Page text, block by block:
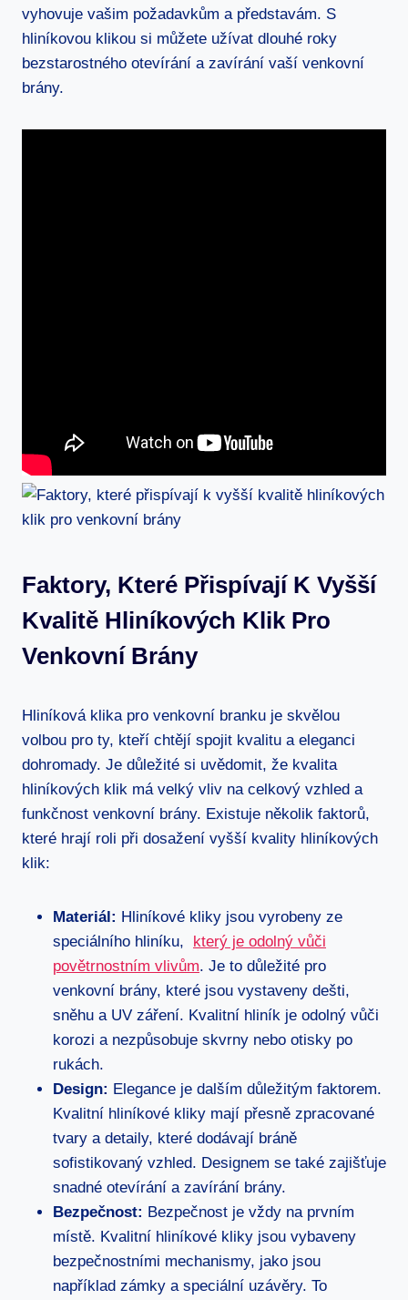
vyhovuje vašim požadavkům a představám. S
hliníkovou klikou si ⁢můžete užívat dlouhé roky
bezstarostného otevírání a zavírání vaší venkovní
brány.
Faktory, Které Přispívají K Vyšší
Kvalitě Hliníkových Klik Pro
Venkovní Brány
Hliníková klika ⁣pro venkovní branku je skvělou
volbou pro ty, kteří chtějí spojit kvalitu a⁣ eleganci
dohromady. Je důležité si uvědomit, že kvalita
hliníkových klik má velký vliv na celkový vzhled‌ a
funkčnost venkovní brány.⁣ Existuje několik faktorů,
které hrají ⁣roli ​při dosažení vyšší kvality hliníkových
klik:
Materiál: Hliníkové kliky ‌jsou vyrobeny ze
speciálního hliníku, ​ který​ je odolný vůči
povětrnostním vlivům. Je⁤ to důležité pro
venkovní brány, které jsou vystaveny dešti,​
sněhu ​a UV záření. Kvalitní hliník je odolný vůči
⁣korozi a nezpůsobuje skvrny nebo ⁤otisky po⁢
rukách.
Design: Elegance je dalším důležitým faktorem.
Kvalitní hliníkové kliky mají přesně zpracované
tvary a‍ detaily, které dodávají bráně
sofistikovaný ‍vzhled. Designem se také zajišťuje
snadné otevírání a zavírání brány.
Bezpečnost: Bezpečnost je vždy na prvním
místě. Kvalitní hliníkové kliky jsou vybaveny
bezpečnostními mechanismy, jako jsou
‍například zámky a ⁣speciální uzávěry. To